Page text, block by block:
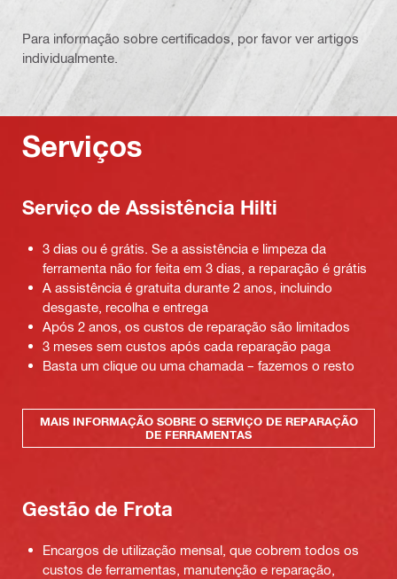
Para informação sobre certificados, por favor ver artigos
individualmente.
Serviços
Serviço de Assistência Hilti
3 dias ou é grátis. Se a assistência e limpeza da
ferramenta não for feita em 3 dias, a reparação é grátis
A assistência é gratuita durante 2 anos, incluindo
desgaste, recolha e entrega
Após 2 anos, os custos de reparação são limitados
3 meses sem custos após cada reparação paga
Basta um clique ou uma chamada – fazemos o resto
MAIS INFORMAÇÃO SOBRE O SERVIÇO DE REPARAÇÃO
DE FERRAMENTAS
Gestão de Frota
Encargos de utilização mensal, que cobrem todos os
custos de ferramentas, manutenção e reparação,